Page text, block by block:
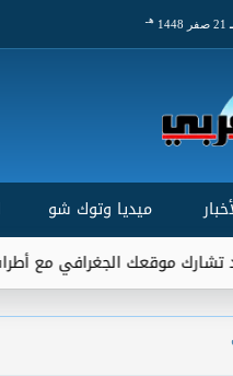
21 صفر 1448 هـ
ميديا وتوك شو
مع أطراف خارجية...